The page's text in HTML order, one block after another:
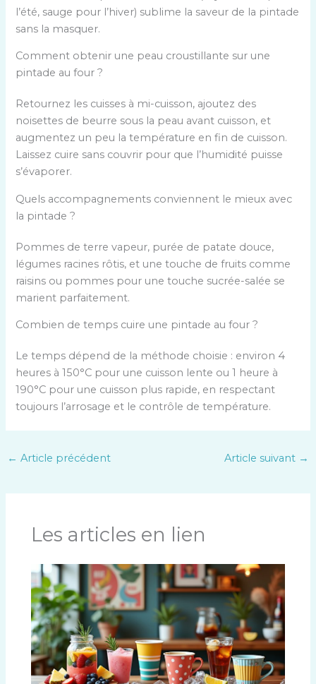
l’été, sauge pour l’hiver) sublime la saveur de la pintade
sans la masquer.
Comment obtenir une peau croustillante sur une
pintade au four ?
Retournez les cuisses à mi-cuisson, ajoutez des
noisettes de beurre sous la peau avant cuisson, et
augmentez un peu la température en fin de cuisson.
Laissez cuire sans couvrir pour que l’humidité puisse
s’évaporer.
Quels accompagnements conviennent le mieux avec
la pintade ?
Pommes de terre vapeur, purée de patate douce,
légumes racines rôtis, et une touche de fruits comme
raisins ou pommes pour une touche sucrée-salée se
marient parfaitement.
Combien de temps cuire une pintade au four ?
Le temps dépend de la méthode choisie : environ 4
heures à 150°C pour une cuisson lente ou 1 heure à
190°C pour une cuisson plus rapide, en respectant
toujours l’arrosage et le contrôle de température.
← Article précédent Article suivant →
Les articles en lien